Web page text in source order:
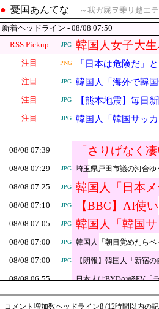
●| 憂国あんてな ～我ガ屍ヲ乗リ越エテ
新着ヘッドライン - 08/08 07:50
RSS Pickup
JPG 韓国人女子大
注目 PNG 「日本は危険だ」
注目 JPG 韓国人「海外で韓
注目 JPG
【熊本地震】毎日
でしょ？教えてよ
注目 JPG
韓国人「韓国サッ
08/08 07:39
「さりげなく
にすぎない財
08/08 07:29 JPG 埼玉県戸田市議の河合ゆ
08/08 07:25 JPG
韓国人「日本
も一斉に指摘
08/08 07:10 JPG 【BBC】AI使
08/08 07:05 JPG
韓国人「韓国
べき…（ﾌﾞﾙﾌﾞ
08/08 07:00 JPG 韓国人「朝目覚めたら
08/08 07:00 JPG 【朗報】韓国人「新宿
08/08 06:55 日本人はBYDの軽EV「
08/08 06:45 JPG 韓国・反応 日本の有名